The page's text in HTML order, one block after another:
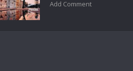
Add Comment